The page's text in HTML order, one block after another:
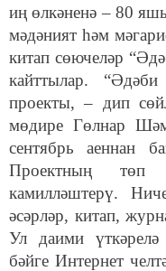
иң өлкәненә – 80
мәдәният һәм
китап сөючеләр
кайттылар.
проекты, – дип
мөдире Гөлнар
сентябрь аеннан
Проектның төп
камилләштерү.
әсәрләр, китап,
Ул даими үткәрелә
бәйге Интернет